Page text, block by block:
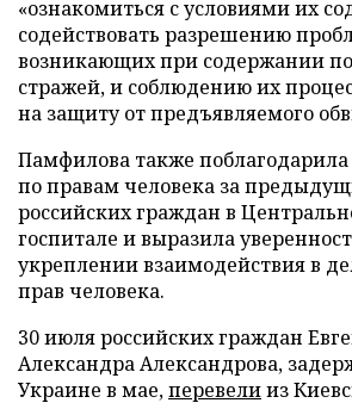
«ознакомиться с условиями их
содействовать разрешению
возникающих при содержании
стражей, и соблюдению их
на защиту от предъявляемого
Памфилова также
по правам человека за
российских граждан в
госпитале и выразила
укреплении взаимодействия в
прав человека.
30 июля российских граждан
Александра Александрова,
Украине в мае,перевелииз